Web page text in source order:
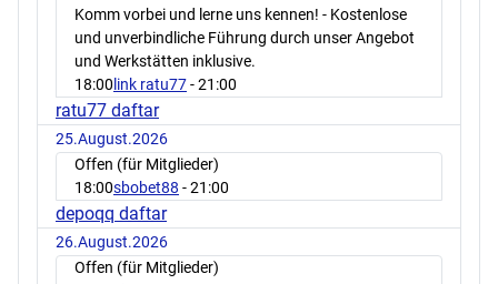
Komm vorbei und lerne uns kennen! - Kostenlose
und unverbindliche Führung durch unser Angebot
und Werkstätten inklusive.
18:00 link ratu77- 21:00
ratu77 daftar
25.August.2026
Offen (für Mitglieder)
18:00sbobet88 - 21:00
depoqq daftar
26.August.2026
Offen (für Mitglieder)